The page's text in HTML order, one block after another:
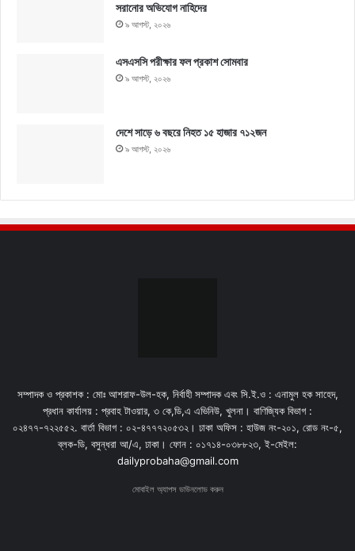
সরানোর অভিযোগ নাহিদের
৯ আগস্ট, ২০২৬
এসএসসি পরীক্ষার ফল প্রকাশ সোমবার
৯ আগস্ট, ২০২৬
দেশে সাড়ে ৬ বছরে নিহত ১৫ হাজার ৭১২জন
৯ আগস্ট, ২০২৬
সম্পাদক ও প্রকাশক : মোঃ আশরাফ-উল-হক, নির্বাহী সম্পাদক এবং সি.ই.ও : এনামুল হক সাহেদ,
প্রধান কার্যালয় : প্রবাহ টাওয়ার, ৩ কে,ডি,এ এভিনিউ, খুলনা। বাণিজ্যিক বিভাগ :
০২৪৭৭-৭২২৫৫২. বার্তা বিভাগ : ০২-৪৭৭৭২০৫৩২। ঢাকা অফিস : হাউজ নং-২০১, রোড নং-৫,
ব্লক-ডি, বসুন্ধরা আ/এ, ঢাকা। ফোন : ০১৭১৪-০৩৮৮২৩, ই-মেইল:
dailyprobaha@gmail.com
মোবাইল অ্যাপস ডাউনলোড করুন